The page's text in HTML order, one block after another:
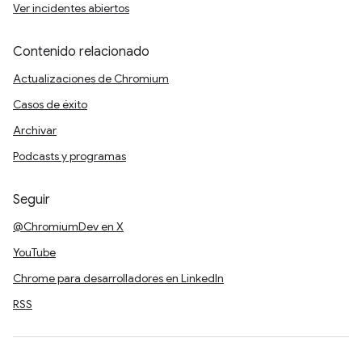
Ver incidentes abiertos
Contenido relacionado
Actualizaciones de Chromium
Casos de éxito
Archivar
Podcasts y programas
Seguir
@ChromiumDev en X
YouTube
Chrome para desarrolladores en LinkedIn
RSS